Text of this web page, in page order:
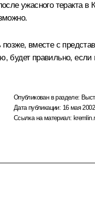
ужасного
вместе с
будет правильно,
Опубликован в разделе:
Дата публикации: 16 мая
Ссылка на материал: